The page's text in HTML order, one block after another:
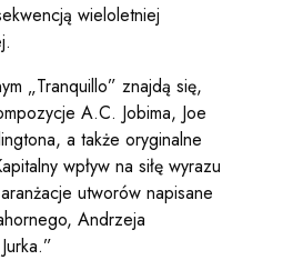
wieloletniej
„Tranquillo” znajdą się,
A.C. Jobima, Joe
a także oryginalne
wpływ na siłę wyrazu
utworów napisane
Andrzeja